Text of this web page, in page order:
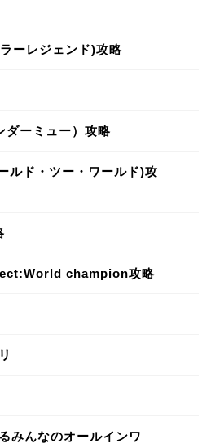
ーレジェンド)攻略
ダーミュー）攻略
ド・ツー・ワールド)攻
champion攻略
みんなのオールインワ